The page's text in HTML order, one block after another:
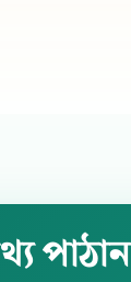
পাঠান